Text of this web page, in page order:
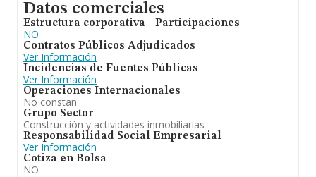
Datos comerciales
Estructura corporativa - Participaciones
NO
Contratos Públicos Adjudicados
Ver Información
Incidencias de Fuentes Públicas
Ver Información
Operaciones Internacionales
No constan
Grupo Sector
Construcción y actividades inmobiliarias
Responsabilidad Social Empresarial
Ver Información
Cotiza en Bolsa
NO